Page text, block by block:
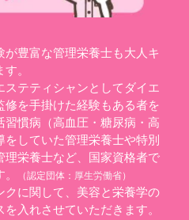
豊富な管理栄養士も大人キ
。
テティシャンとしてダイエ
修を手掛けた経験もある者を
慣病（高血圧・糖尿病・高
をしていた管理栄養士や特別
理栄養士など、国家資格者で
（認定団体： 厚生労働省）
クに関して、美容と栄養学の
入れさせていただきます。